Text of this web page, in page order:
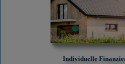
Individuelle